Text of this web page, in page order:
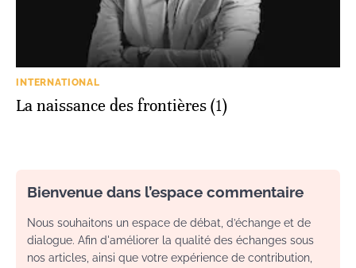
INTERNATIONAL
La naissance des frontières (1)
Bienvenue dans l’espace commentaire
Nous souhaitons un espace de débat, d’échange et de
dialogue. Afin d'améliorer la qualité des échanges sous
nos articles, ainsi que votre expérience de contribution,